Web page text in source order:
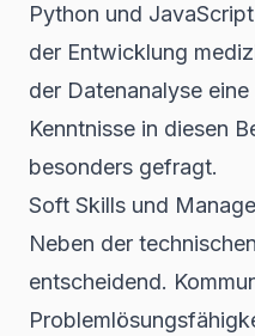
Python und
der Entwicklung
der Datenanalyse
Kenntnisse in diesen
besonders gefragt.
Soft Skills und
Neben der
entscheidend.